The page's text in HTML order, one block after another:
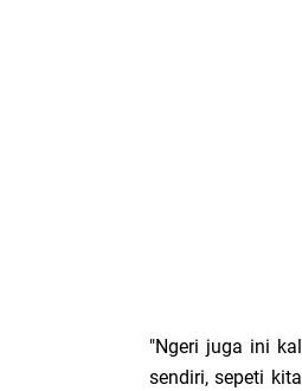
"Ngeri juga ini
sendiri, sepeti